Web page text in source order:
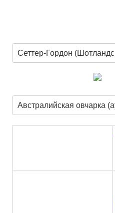
Сеттер-Гордон
Австралийская овчарка